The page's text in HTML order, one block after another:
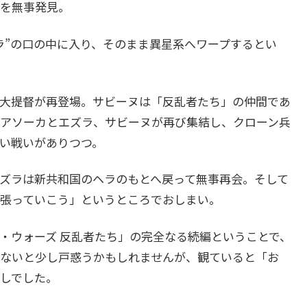
無事発見。
口の中に入り、そのまま異星系へワープするとい
督が再登場。サビーヌは「反乱者たち」の仲間であ
ソーカとエズラ、サビーヌが再び集結し、クローン兵
戦いがありつつ。
は新共和国のヘラのもとへ戻って無事再会。そして
ていこう」というところでおしまい。
ォーズ 反乱者たち」の完全なる続編ということで、
いと少し戸惑うかもしれませんが、観ていると「お
でした。